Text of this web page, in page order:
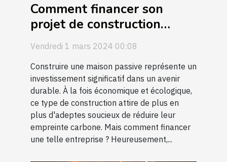
Comment financer son
projet de construction
passive : les différentes
aides et prêts disponibles
Vendredi 1 mars 2024 00:08
Construire une maison passive représente un
investissement significatif dans un avenir
durable. À la fois économique et écologique,
ce type de construction attire de plus en
plus d'adeptes soucieux de réduire leur
empreinte carbone. Mais comment financer
une telle entreprise ? Heureusement,...